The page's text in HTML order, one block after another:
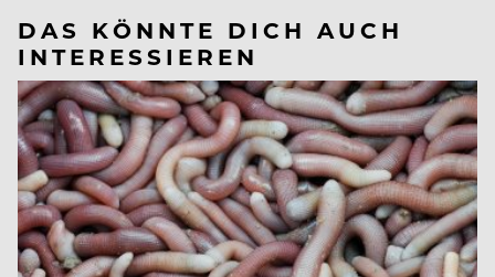
DAS KÖNNTE DICH AUCH
INTERESSIEREN